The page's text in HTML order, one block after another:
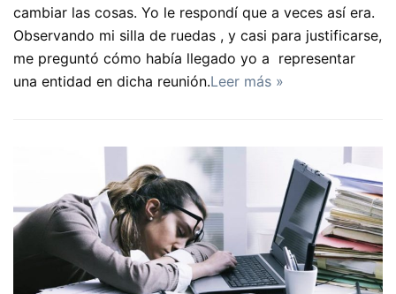
cambiar las cosas. Yo le respondí que a veces así era.
Observando mi silla de ruedas , y casi para justificarse,
me preguntó cómo había llegado yo a representar
una entidad en dicha reunión.Leer más »